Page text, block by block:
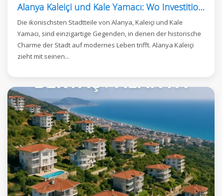
Alanya Kaleiçi und Kale Yamacı: Wo Investition auf luxuriöses Wohnen trifft
Die ikonischsten Stadtteile von Alanya, Kaleiçi und Kale
Yamacı, sind einzigartige Gegenden, in denen der historische
Charme der Stadt auf modernes Leben trifft. Alanya Kaleiçi
zieht mit seinen...